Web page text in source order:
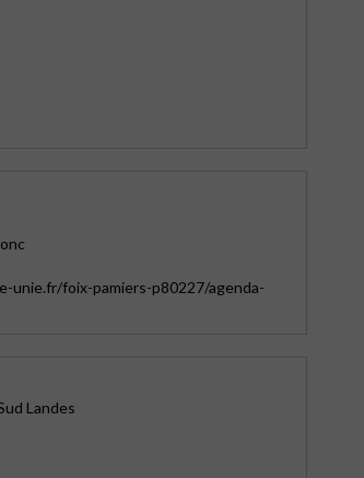
foix-pamiers-p80227/agenda-
Landes